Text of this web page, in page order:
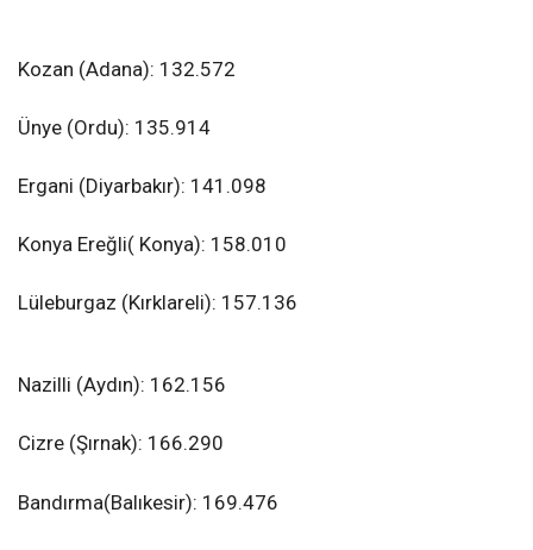
Kozan (Adana): 132.572
Ünye (Ordu): 135.914
Ergani (Diyarbakır): 141.098
Konya Ereğli( Konya): 158.010
Lüleburgaz (Kırklareli): 157.136
Nazilli (Aydın): 162.156
Cizre (Şırnak): 166.290
Bandırma(Balıkesir): 169.476